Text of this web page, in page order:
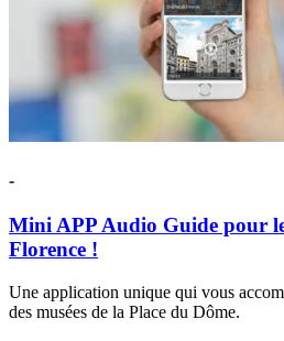
-
Mini APP Audio Guide pour
Florence !
Une application unique qui vous
des musées de la Place du Dôme.